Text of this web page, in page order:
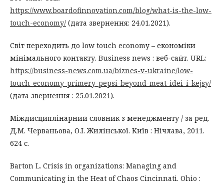
https://www.boardofinnovation.com/blog/what-is-the-low-
touch-economy/ (дата звернення: 24.01.2021).
Світ переходить до low touch economy – економіки
мінімального контакту. Business news : веб-сайт. URL:
https://business-news.com.ua/biznes-v-ukraine/low-
touch-economy-primery-pepsi-beyond-meat-idei-i-kejsy/
(дата звернення : 25.01.2021).
Міждисциплінарний словник з менеджменту / за ред.
Д.М. Черваньова, О.І. Жилінської. Київ : Нічлава, 2011.
624 с.
Barton L. Crisis in organizations: Managing and
Communicating in the Heat of Chaos Cincinnati. Ohio :